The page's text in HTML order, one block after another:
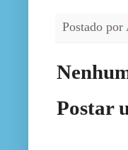
Postado por
Postar